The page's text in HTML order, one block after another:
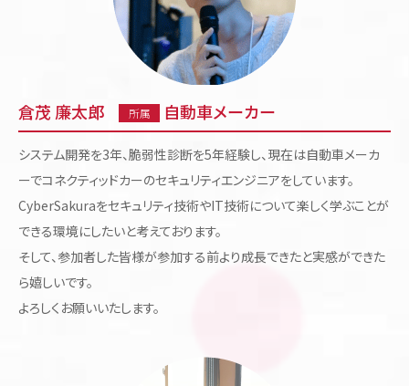
倉茂 廉太郎 所属 自動車メーカー
システム開発を3年、脆弱性診断を5年経験し、現在は自動車メーカ
ーでコネクティッドカーのセキュリティエンジニアをしています。
CyberSakuraをセキュリティ技術やIT技術について楽しく学ぶことが
できる環境にしたいと考えております。
そして、参加者した皆様が参加する前より成長できたと実感ができた
ら嬉しいです。
よろしくお願いいたします。